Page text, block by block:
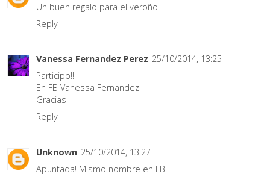
Un buen regalo para el veroño!
Reply
Vanessa Fernandez Perez 25/10/2014, 13:25
Participo!!
En FB Vanessa Fernandez
Gracias
Reply
Unknown 25/10/2014, 13:27
Apuntada! Mismo nombre en FB!